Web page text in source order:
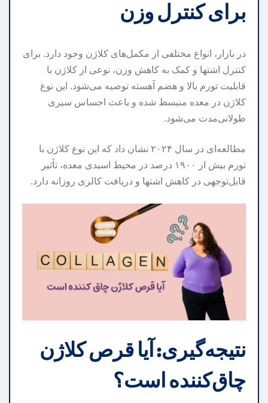
برای کنترل وزن
در بازار، انواع مختلفی از مکمل‌های کلاژن وجود دارد. برای
کنترل اشتها و کمک به کاهش وزن، نوعی از کلاژن با
قابلیت تورم بالا و هضم آهسته توصیه می‌شود. این نوع
کلاژن در معده منبسط شده و باعث احساس سیری
طولانی‌مدت می‌شود.
مطالعه‌ای در سال ۲۰۲۴ نشان داد که این نوع کلاژن با
تورم بیش از ۱۹۰۰ درصد در محیط اسیدی معده، تأثیر
قابل‌توجهی در کاهش اشتها و دریافت کالری روزانه دارد.
نتیجه‌گیری: آیا قرص کلاژن
چاق‌کننده است؟